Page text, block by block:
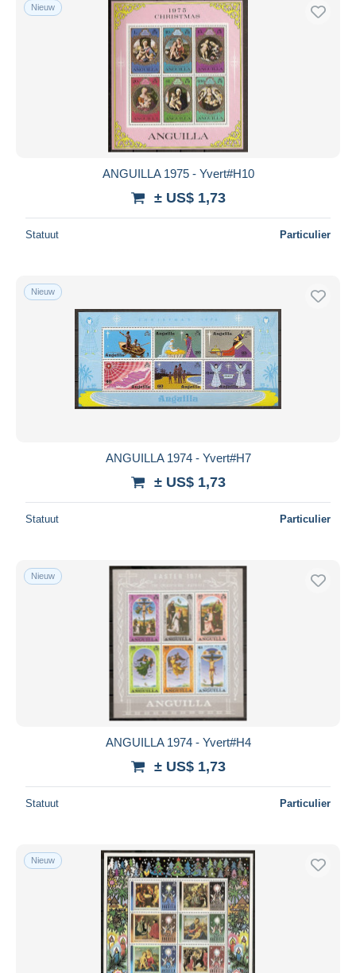
Nieuw
ANGUILLA 1975 - Yvert#H10
± US$ 1,73
Statuut Particulier
Nieuw
ANGUILLA 1974 - Yvert#H7
± US$ 1,73
Statuut Particulier
Nieuw
ANGUILLA 1974 - Yvert#H4
± US$ 1,73
Statuut Particulier
Nieuw